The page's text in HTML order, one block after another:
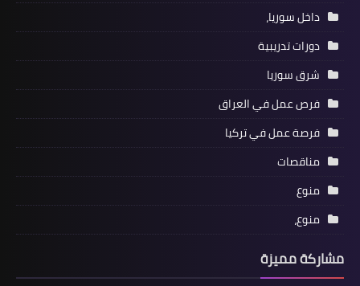
داخل سوريا،
دورات تدريبية
شرق سوريا
فرص عمل في العراق
فرصة عمل في تركيا
مناقصات
منوع
منوع،
مشاركة مميزة